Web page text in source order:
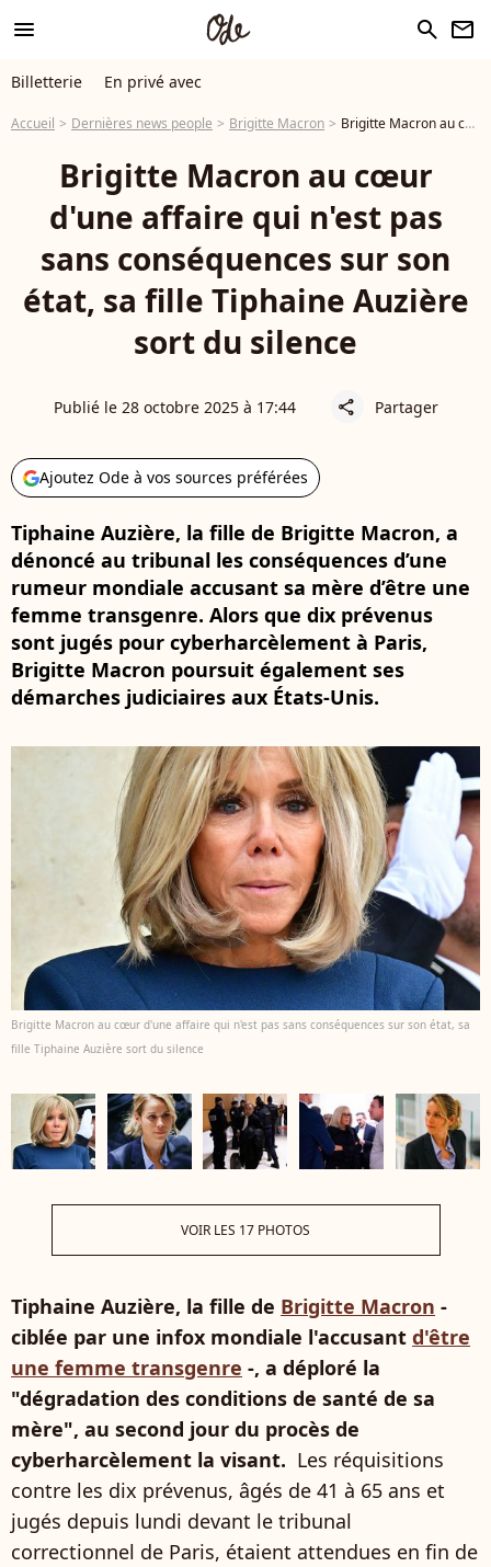
menu search newsletter
Billetterie En privé avec
Accueil Dernières news people Brigitte Macron Brigitte Macron au cœur d'une affaire qui n'est pas sans conséquences sur son état, sa fille Tiphaine Auzière sort du silence
Brigitte Macron au cœur
d'une affaire qui n'est pas
sans conséquences sur son
état, sa fille Tiphaine Auzière
sort du silence
Publié le 28 octobre 2025 à 17:44 share Partager
Ajoutez Ode à vos sources préférées
Tiphaine Auzière, la fille de Brigitte Macron, a
dénoncé au tribunal les conséquences d’une
rumeur mondiale accusant sa mère d’être une
femme transgenre. Alors que dix prévenus
sont jugés pour cyberharcèlement à Paris,
Brigitte Macron poursuit également ses
démarches judiciaires aux États-Unis.
Brigitte Macron au cœur d'une affaire qui n'est pas sans conséquences sur son état, sa
fille Tiphaine Auzière sort du silence
VOIR LES 17 PHOTOS
Tiphaine Auzière, la fille de Brigitte Macron -
ciblée par une infox mondiale l'accusant d'être
une femme transgenre -, a déploré la
"dégradation des conditions de santé de sa
mère", au second jour du procès de
cyberharcèlement la visant. Les réquisitions
contre les dix prévenus, âgés de 41 à 65 ans et
jugés depuis lundi devant le tribunal
correctionnel de Paris, étaient attendues en fin de